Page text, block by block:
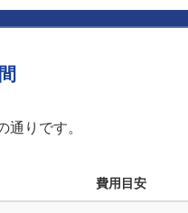
りです。
費用目安